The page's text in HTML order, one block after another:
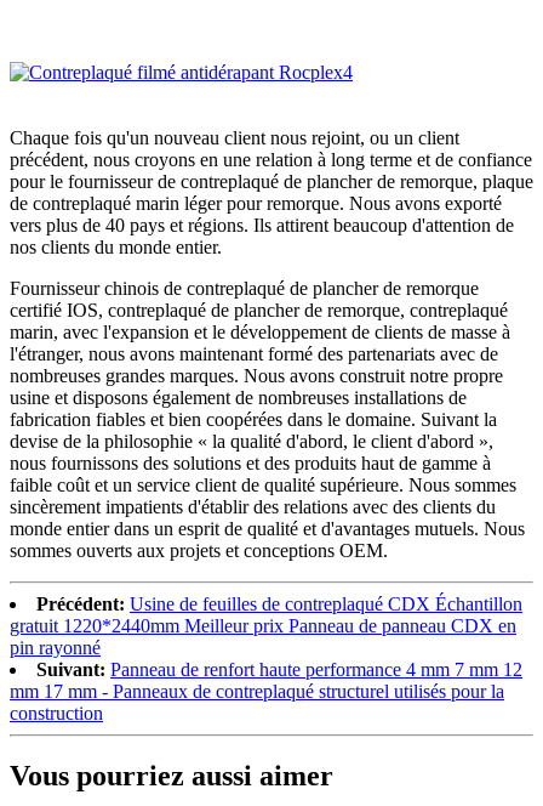
Chaque fois qu'un nouveau client nous rejoint, ou un client
précédent, nous croyons en une relation à long terme et de confiance
pour le fournisseur de contreplaqué de plancher de remorque, plaque
de contreplaqué marin léger pour remorque. Nous avons exporté
vers plus de 40 pays et régions. Ils attirent beaucoup d'attention de
nos clients du monde entier.
Fournisseur chinois de contreplaqué de plancher de remorque
certifié IOS, contreplaqué de plancher de remorque, contreplaqué
marin, avec l'expansion et le développement de clients de masse à
l'étranger, nous avons maintenant formé des partenariats avec de
nombreuses grandes marques. Nous avons construit notre propre
usine et disposons également de nombreuses installations de
fabrication fiables et bien coopérées dans le domaine. Suivant la
devise de la philosophie « la qualité d'abord, le client d'abord »,
nous fournissons des solutions et des produits haut de gamme à
faible coût et un service client de qualité supérieure. Nous sommes
sincèrement impatients d'établir des relations avec des clients du
monde entier dans un esprit de qualité et d'avantages mutuels. Nous
sommes ouverts aux projets et conceptions OEM.
Précédent: Usine de feuilles de contreplaqué CDX Échantillon
gratuit 1220*2440mm Meilleur prix Panneau de panneau CDX en
pin rayonné
Suivant: Panneau de renfort haute performance 4 mm 7 mm 12
mm 17 mm - Panneaux de contreplaqué structurel utilisés pour la
construction
Vous pourriez aussi aimer